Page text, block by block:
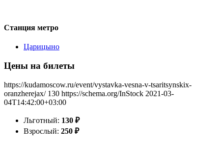
Станция метро
Царицыно
Цены на билеты
https://kudamoscow.ru/event/vystavka-vesna-v-tsaritsynskix-
oranzherejax/ 130 https://schema.org/InStock 2021-03-
04T14:42:00+03:00
Льготный: 130 ₽
Взрослый: 250 ₽